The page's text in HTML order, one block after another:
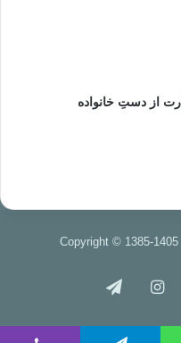
از دستِ خانواده
Copyright © 1385-
اینستاگرام